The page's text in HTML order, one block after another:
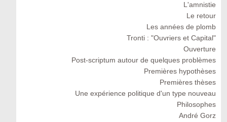
L'amnistie
Le retour
Les années de plomb
Tronti : "Ouvriers et Capital"
Ouverture
Post-scriptum autour de quelques problèmes
Premières hypothèses
Premières thèses
Une expérience politique d'un type nouveau
Philosophes
André Gorz